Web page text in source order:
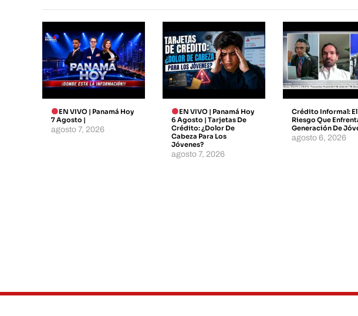
EN VIVO | Panamá Hoy
7 Agosto |
agosto 7, 2026
EN VIVO | Panamá Hoy
6 Agosto | Tarjetas De
Crédito: ¿dolor De
Cabeza Para Los
Jóvenes?
agosto 7, 2026
Crédito Informal: El
Riesgo Que
Generación De
agosto 6, 2026